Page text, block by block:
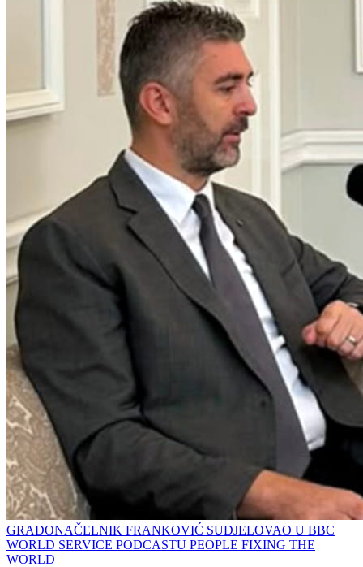
GRADONAČELNIK FRANKOVIĆ SUDJELOVAO U BBC
WORLD SERVICE PODCASTU PEOPLE FIXING THE
WORLD